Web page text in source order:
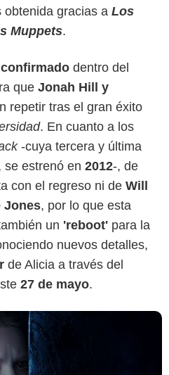
obtenida gracias a Los
Muppets.
dentro del
que Jonah Hill y
repetir tras el gran éxito
. En cuanto a los
-cuya tercera y última
se estrenó en 2012-, de
con el regreso ni de Will
Jones, por lo que esta
un 'reboot' para la
nuevos detalles,
de Alicia a través del
27 de mayo.